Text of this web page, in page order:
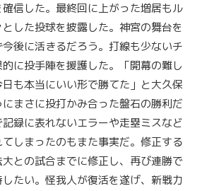
信した。最終回に上がった増居もル
した投球を披露した。神宮の舞台を
後に活きるだろう。打線も少ないチ
に投手陣を援護した。「開幕の難し
も本当にいい形で勝てた」と大久保
まさに投打かみ合った盤石の勝利だ
録に表れないエラーや走塁ミスなど
しまったのもまた事実だ。修正する
との試合までに修正し、再び連勝で
たい。怪我人が復活を遂げ、新戦力